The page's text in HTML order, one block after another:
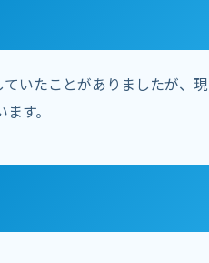
いたことがありましたが、現
す。